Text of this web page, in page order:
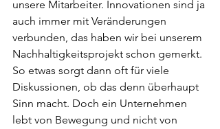
unsere Mitarbeiter. Innovationen sind ja
auch immer mit Veränderungen
verbunden, das haben wir bei unserem
Nachhaltigkeitsprojekt schon gemerkt.
So etwas sorgt dann oft für viele
Diskussionen, ob das denn überhaupt
Sinn macht. Doch ein Unternehmen
lebt von Bewegung und nicht von